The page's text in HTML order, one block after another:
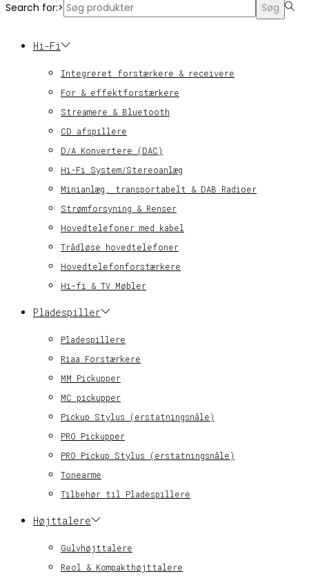
Search for:> Søg
Hi-Fi
Integreret forstærkere & receivere
For & effektforstærkere
Streamere & Bluetooth
CD afspillere
D/A Konvertere (DAC)
Hi-Fi System/Stereoanlæg
Minianlæg, transportabelt & DAB Radioer
Strømforsyning & Renser
Hovedtelefoner med kabel
Trådløse hovedtelefoner
Hovedtelefonforstærkere
Hi-fi & TV Møbler
Pladespiller
Pladespillere
Riaa Forstærkere
MM Pickupper
MC pickupper
Pickup Stylus (erstatningsnåle)
PRO Pickupper
PRO Pickup Stylus (erstatningsnåle)
Tonearme
Tilbehør til Pladespillere
Højttalere
Gulvhøjttalere
Reol & Kompakthøjttalere